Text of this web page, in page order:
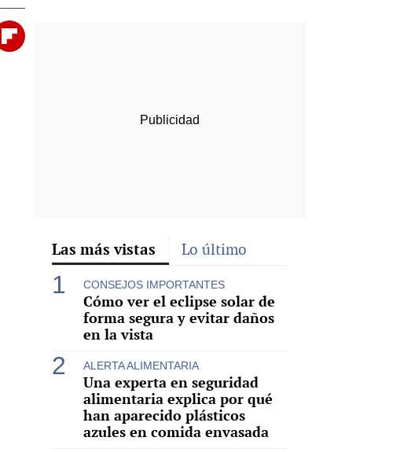
Flipboard
Las más vistas Lo último
CONSEJOS IMPORTANTES
Cómo ver el eclipse solar de
forma segura y evitar daños
en la vista
ALERTA ALIMENTARIA
Una experta en seguridad
alimentaria explica por qué
han aparecido plásticos
azules en comida envasada